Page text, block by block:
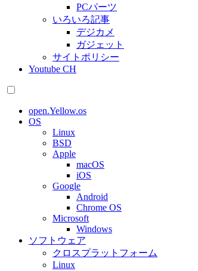
PCパーツ
いろいろ記事
デジカメ
ガジェット
サイトポリシー
Youtube CH
open.Yellow.os
OS
Linux
BSD
Apple
macOS
iOS
Google
Android
Chrome OS
Microsoft
Windows
ソフトウェア
クロスプラットフォーム
Linux